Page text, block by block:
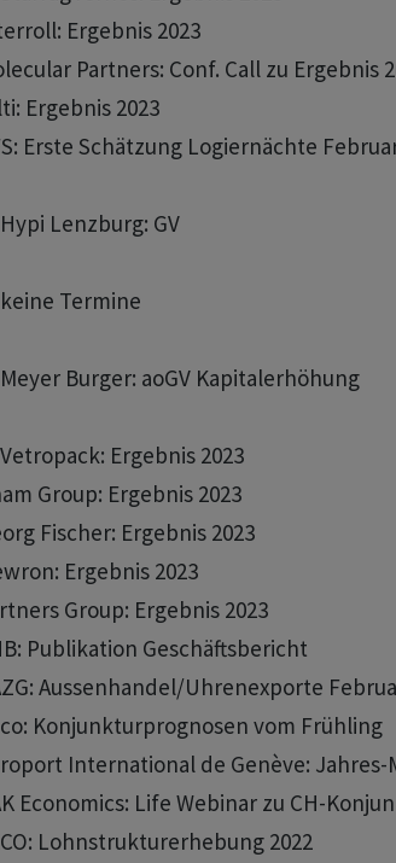
Ergebnis 2023
Partners: Conf. Call zu Ergebnis
Ergebnis 2023
BFS: Erste Schätzung Logiernächte
Lenzburg: GV
keine Termine
Meyer Burger: aoGV Kapitalerhöhung
Vetropack: Ergebnis 2023
Cham Group: Ergebnis 2023
Fischer: Ergebnis 2023
Ergebnis 2023
Group: Ergebnis 2023
Publikation Geschäftsbericht
BAZG: Aussenhandel/Uhrenexporte
Seco: Konjunkturprognosen vom Frühling
Aéroport International de Genève:
BAK Economics: Life Webinar zu CH-
SECO: Lohnstrukturerhebung 2022